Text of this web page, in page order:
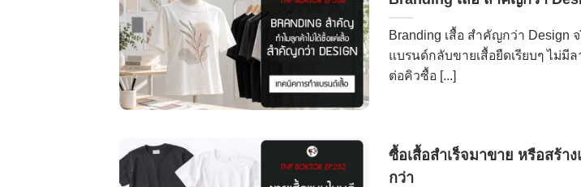
Branding เสื้อ สำคัญกว่า Design
แบรนด์กลับขายเสื้อยืดเรียบๆ ไม่
ต่อคิวซื้อ [...]
ซื้อเสื้อสำเร็จมาขาย หรือสร้า
กว่า